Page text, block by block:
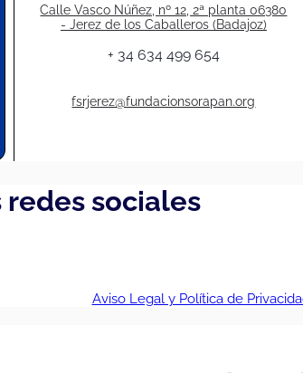
Calle Vasco Núñez, nº 12, 2ª planta 06380
- Jerez de los Caballeros (Badajoz)
+ 34 634 499 654
fsrjerez@fundacionsorapan.org
redes sociales
Aviso Legal y Política de